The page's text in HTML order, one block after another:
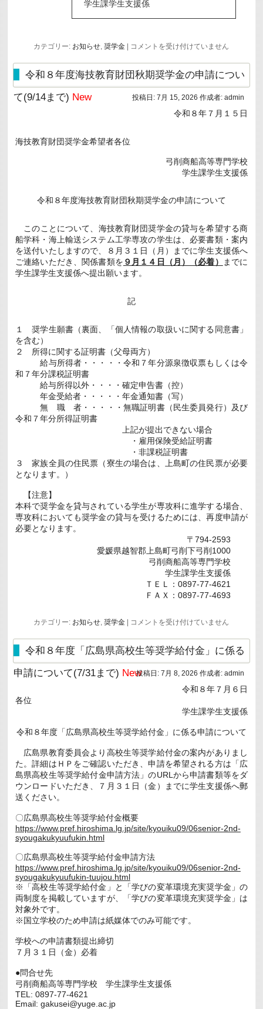
学生課学生支援係
カテゴリー: お知らせ ,奨学金
愛
県
公
立
等
付
金
い
て
（8/28
必
着）
New
コメントを受け付けていません
令和８年度海技教育財団秋期奨学金の申請につい
て(9/14まで) New 投稿日: 7月 15, 2026 作成者: admin
令和８年７月１５日
海技教育財団奨学金希望者各位
弓削商船高等専門学校
学生課学生支援係
令和８年度海技教育財団秋期奨学金の申請について
このことについて、海技教育財団奨学金の貸与を希望する商
船学科・海上輸送システム工学専攻の学生は、必要書類・案内
を送付いたしますので、８月３１日（月）までに学生支援係へ
ご連絡いただき、関係書類を ９月１４日（月）（必着）
までに
学生課学生支援係へ提出願います。
記
１ 奨学生願書（裏面、「個人情報の取扱いに関する同意書」
を含む）
２ 所得に関する証明書（父母両方）
給与所得者・・・・・令和７年分源泉徴収票もしくは令
和７年分課税証明書
給与所得以外・・・・確定申告書（控）
年金受給者・・・・・年金通知書（写）
無 職 者・・・・・無職証明書（民生委員発行）及び
令和７年分所得証明書
上記が提出できない場合
・雇用保険受給証明書
・非課税証明書
３ 家族全員の住民票（寮生の場合は、上島町の住民票が必要
となります。）
【注意】
本科で奨学金を貸与されている学生が専攻科に進学する場合、
専攻科においても奨学金の貸与を受けるためには、再度申請が
必要となります。
〒794-2593
愛媛県越智郡上島町弓削下弓削1000
弓削商船高等専門学校
学生課学生支援係
ＴＥＬ：0897-77-4621
ＦＡＸ：0897-77-4693
カテゴリー: お知らせ ,奨学金
令
８
年
度
海
技
期
奨
金
の
申
請
に
て
(9/14
ま
は
コメントを受け付けていません
令和８年度「広島県高校生等奨学給付金」に係る
申請について(7/31まで) New投稿日: 7月 8, 2026 作成者: admin
令和８年７月６日
各位
学生課学生支援係
令和８年度「広島県高校生等奨学給付金」に係る申請について
広島県教育委員会より高校生等奨学給付金の案内がありまし
た。詳細はＨＰをご確認いただき、申請を希望される方は「広
島県高校生等奨学給付金申請方法」のURLから申請書類等をダ
ウンロードいただき、７月３１日（金）までに学生支援係へ郵
送ください。
〇広島県高校生等奨学給付金概要
https://www.pref.hiroshima.lg.jp/site/kyouiku09/06senior-2nd-
syougakukyuufukin.html
〇広島県高校生等奨学給付金申請方法
https://www.pref.hiroshima.lg.jp/site/kyouiku09/06senior-2nd-
syougakukyuufukin-tuujou.html
※「高校生等奨学給付金」と「学びの変革環境充実奨学金」の
両制度を掲載していますが、「学びの変革環境充実奨学金」は
対象外です。
※国立学校のため申請は紙媒体でのみ可能です。
学校への申請書類提出締切
７月３１日（金）必着
●問合せ先
弓削商船高等専門学校 学生課学生支援係
TEL: 0897-77-4621
Email: gakusei@yuge.ac.jp